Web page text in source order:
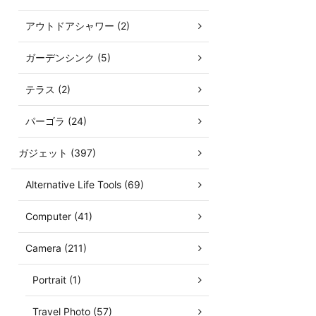
アウトドアシャワー (2)
ガーデンシンク (5)
テラス (2)
パーゴラ (24)
ガジェット (397)
Alternative Life Tools (69)
Computer (41)
Camera (211)
Portrait (1)
Travel Photo (57)